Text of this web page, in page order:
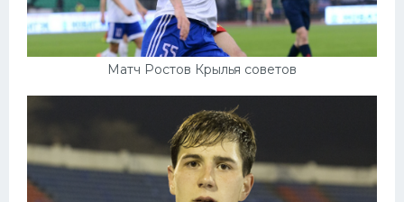
Матч Ростов Крылья советов